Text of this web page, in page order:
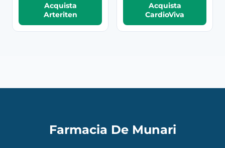
Acquista
Arteriten
Acquista
CardioViva
Farmacia De Munari